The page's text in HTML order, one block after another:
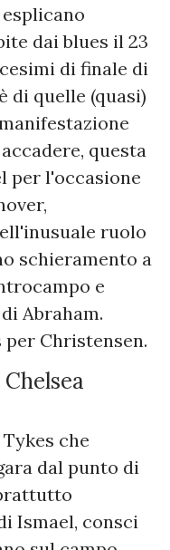
dai blues il 23
di finale di
di quelle (quasi)
questa
per l'occasione
ruolo
schieramento a
e
Abraham.
per Christensen.
che
dal punto di
Ismael, consci